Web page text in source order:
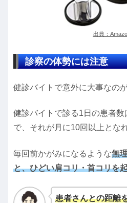
出典：
診察の体勢には注意
健診バイトで意外に大事なの
健診バイトで診る1日の患者
で、それが月に10回以上とな
毎回前かがみになるような無
と、ひどい肩コリ・首コリを
患者さんとの距離